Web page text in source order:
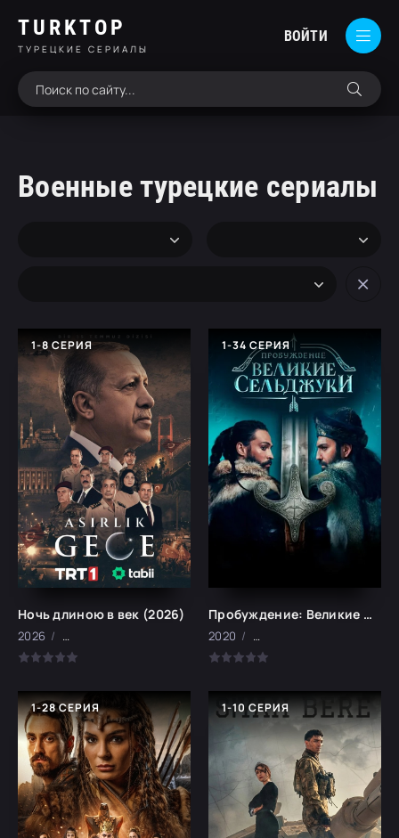
TURKTOP
ТУРЕЦКИЕ СЕРИАЛЫ
ВОЙТИ
Военные турецкие сериалы
1-8 СЕРИЯ
Ночь длиною в век (2026)
2026 драма, военный исторический, боевик
1-34 СЕРИЯ
Пробуждение: Великие Сельджуки (2020)
2020 драма, исторический,
1-28 СЕРИЯ 1-10 СЕРИЯ